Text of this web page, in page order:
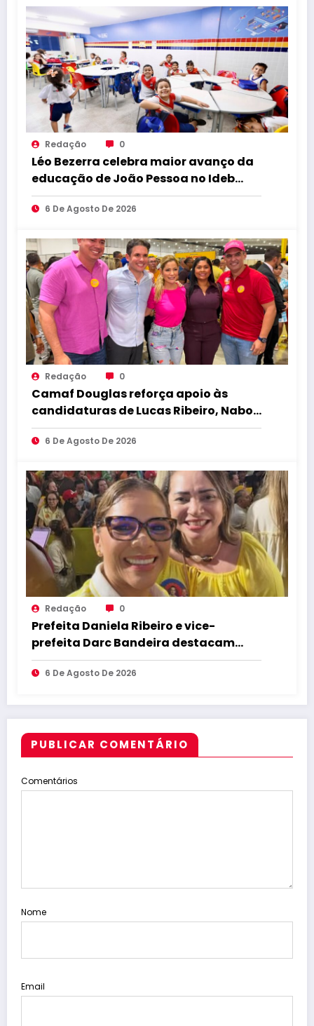
Redação 0
Léo Bezerra celebra maior avanço da
educação de João Pessoa no Ideb
entre capitais do Nordeste
6 De Agosto De 2026
Redação 0
Camaf Douglas reforça apoio às
candidaturas de Lucas Ribeiro, Nabor,
Hugo Motta e Danielle do Vale
durante convenção
6 De Agosto De 2026
Redação 0
Prefeita Daniela Ribeiro e vice-
prefeita Darc Bandeira destacam
apoio a Lucas Ribeiro durante
convenção e afirmam confiança na
6 De Agosto De 2026
PUBLICAR COMENTÁRIO
Comentários
Nome
Email